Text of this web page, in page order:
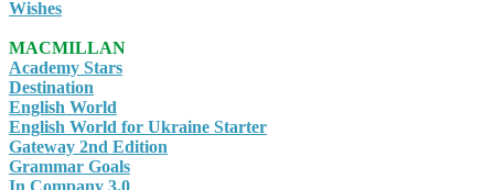
Wishes
MACMILLAN
Academy Stars
Destination
English World
English World for Ukraine Starter
Gateway 2nd Edition
Grammar Goals
In Company 3.0